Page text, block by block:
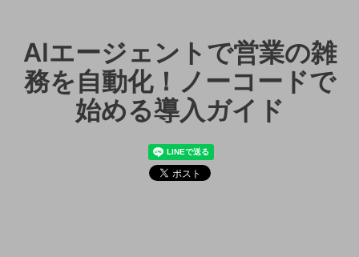
AIエージェントで営業の雑
務を自動化！ノーコードで
始める導入ガイド